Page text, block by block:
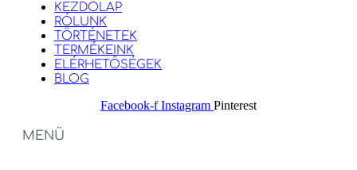
KEZDŐLAP
RÓLUNK
TÖRTÉNETEK
TERMÉKEINK
ELÉRHETŐSÉGEK
BLOG
Facebook-f Instagram Pinterest
MENÜ